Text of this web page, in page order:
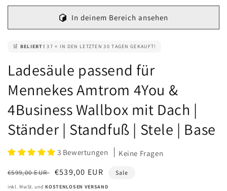
In deinem Bereich ansehen
🛒 BELIEBT! 37 × IN DEN LETZTEN 30 TAGEN GEKAUFT!
Ladesäule passend für
Mennekes Amtrom 4You &
4Business Wallbox mit Dach |
Ständer | Standfuß | Stele | Base
3 Bewertungen Keine Fragen
Normaler
Preis
€599,00 EUR Verkaufspreis
€539,00 EUR Sale
inkl. MwSt. undKOSTENLOSEN VERSAND